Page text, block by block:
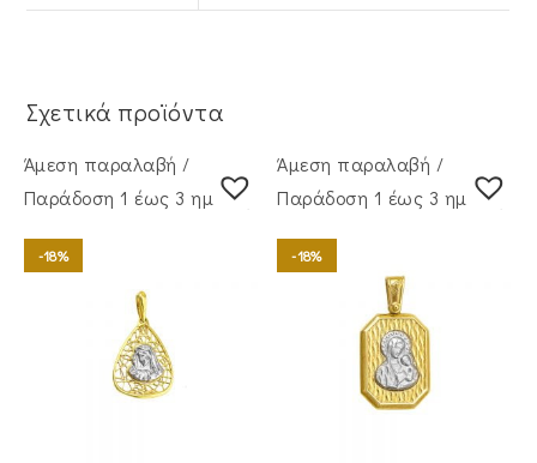
Σχετικά προϊόντα
Άμεση παραλαβή /
Παράδoση 1 έως 3 ημέρες
-18%
Άμεση παραλαβή /
Παράδoση 1 έως 3 ημέρες
-18%